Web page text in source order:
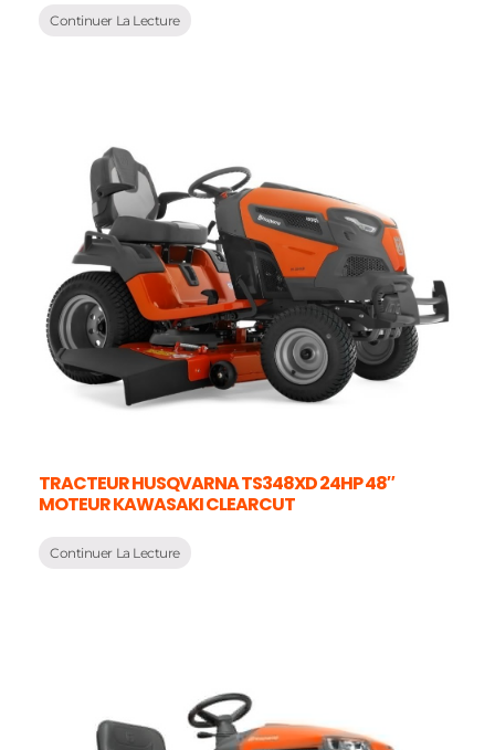
Continuer La Lecture
TRACTEUR HUSQVARNA TS348XD 24HP 48″
MOTEUR KAWASAKI CLEARCUT
Continuer La Lecture